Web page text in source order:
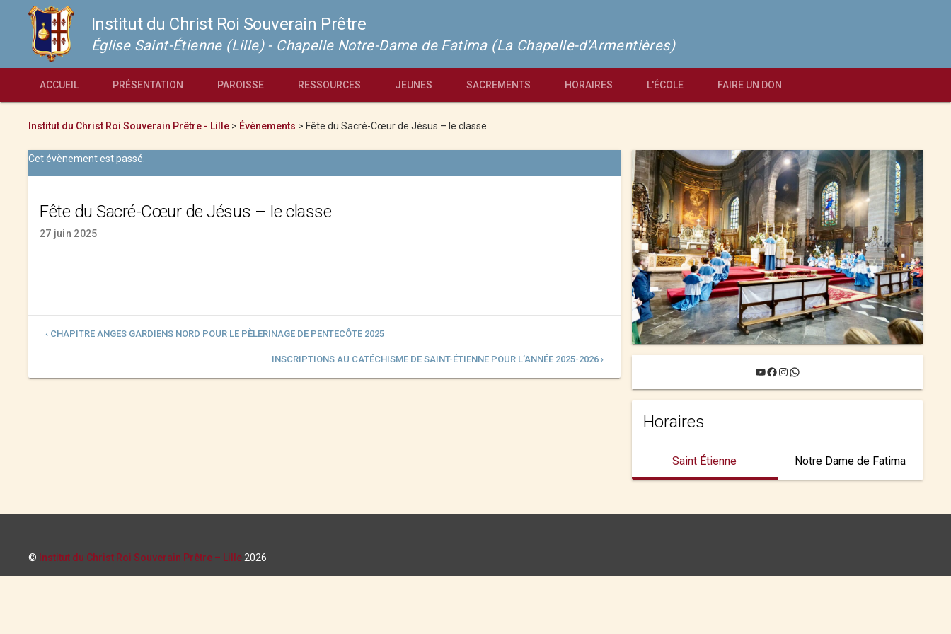
Institut du Christ Roi Souverain Prêtre
Église Saint-Étienne (Lille) - Chapelle Notre-Dame de Fatima (La Chapelle-d'Armentières)
ACCUEIL PRÉSENTATION PAROISSE RESSOURCES JEUNES SACREMENTS HORAIRES L'ÉCOLE FAIRE UN DON
Institut du Christ Roi Souverain Prêtre - Lille > Évènements > Fête du Sacré-Cœur de Jésus – Ie classe
Cet évènement est passé.
Fête du Sacré-Cœur de Jésus – Ie classe
27 juin 2025
‹ CHAPITRE ANGES GARDIENS NORD POUR LE PÈLERINAGE DE PENTECÔTE 2025
INSCRIPTIONS AU CATÉCHISME DE SAINT-ÉTIENNE POUR L’ANNÉE 2025-2026 ›
YouTube
Facebook
Instagram
WhatsApp
Horaires
Saint Étienne Notre Dame de Fatima
© Institut du Christ Roi Souverain Prêtre – Lille 2026